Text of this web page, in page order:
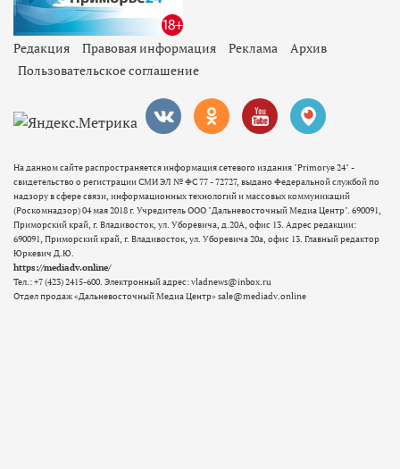
Редакция Правовая информация Реклама
Архив
Пользовательское соглашение
На данном сайте распространяется информация сетевого издания "Primorye 24" -
свидетельство о регистрации СМИ ЭЛ № ФС 77 - 72727, выдано Федеральной службой по
надзору в сфере связи, информационных технологий и массовых коммуникаций
(Роскомнадзор) 04 мая 2018 г. Учредитель ООО "Дальневосточный Медиа Центр". 690091,
Приморский край, г. Владивосток, ул. Уборевича, д.20А, офис 13. Адрес редакции:
690091, Приморский край, г. Владивосток, ул. Уборевича 20а, офис 13. Главный редактор
Юркевич Д.Ю.
https://mediadv.online/
Тел.: +7 (423) 2415-600. Электронный адрес: vladnews@inbox.ru
Отдел продаж «Дальневосточный Медиа Центр» sale@mediadv.online